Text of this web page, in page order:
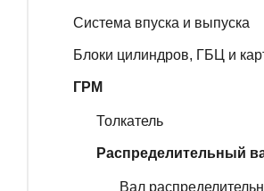
Система впуска и выпуска
Блоки цилиндров, ГБЦ и
ГРМ
Толкатель
Распределительный
Вал